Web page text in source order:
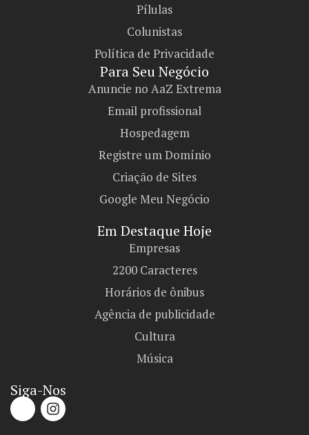
Pílulas
Colunistas
Política de Privacidade
Para Seu Negócio​
Anuncie no AaZ Extrema
Email profissional
Hospedagem
Registre um Domínio
Criação de Sites
Google Meu Negócio
Em Destaque Hoje
Empresas
2200 Caracteres
Horários de ônibus
Agência de publicidade
Cultura
Música
Siga-Nos